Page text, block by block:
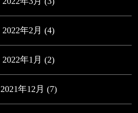
2022年2月 (4)
2022年1月 (2)
2021年12月 (7)